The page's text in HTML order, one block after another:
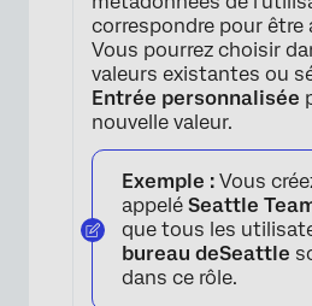
correspondre pour être
Vous pourrez choisir
valeurs existantes ou
Entrée personnalisée
nouvelle valeur.
Exemple : Vous
appelé Seattle
que tous les
bureau deSeattle
dans ce rôle.